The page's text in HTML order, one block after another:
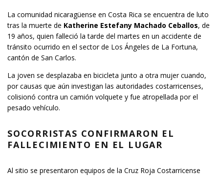
La comunidad nicaragüense en Costa Rica se encuentra de luto
tras la muerte de Katherine Estefany Machado Ceballos, de
19 años, quien falleció la tarde del martes en un accidente de
tránsito ocurrido en el sector de Los Ángeles de La Fortuna,
cantón de San Carlos.
La joven se desplazaba en bicicleta junto a otra mujer cuando,
por causas que aún investigan las autoridades costarricenses,
colisionó contra un camión volquete y fue atropellada por el
pesado vehículo.
SOCORRISTAS CONFIRMARON EL
FALLECIMIENTO EN EL LUGAR
Al sitio se presentaron equipos de la Cruz Roja Costarricense